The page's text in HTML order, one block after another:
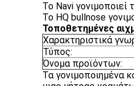
Το Navi
Το HQ bullnose
Τοποθετημένες
Χαρακτηριστικά
Τύπος:
Όνομα προϊόντων:
Τα γονιμοποιημένα